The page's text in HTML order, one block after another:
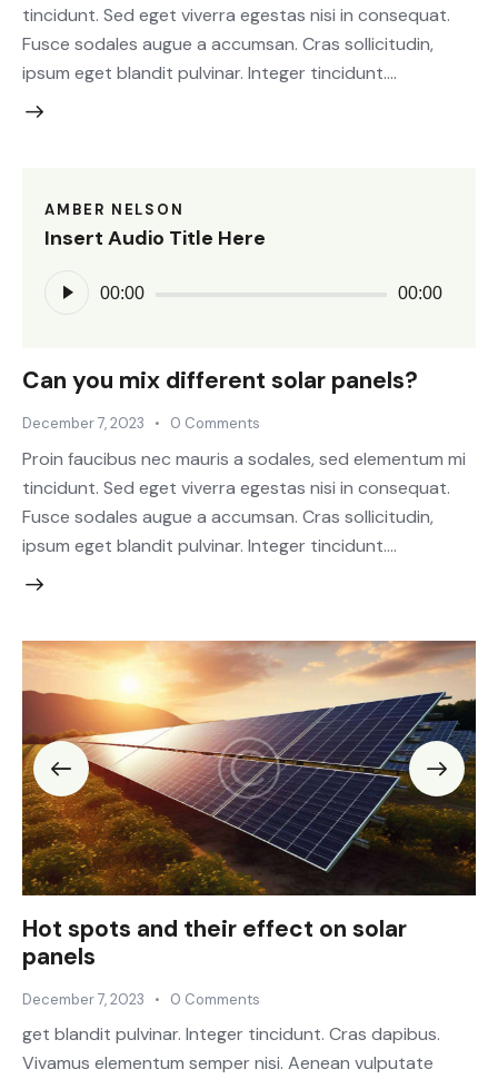
tincidunt. Sed eget viverra egestas nisi in consequat.
Fusce sodales augue a accumsan. Cras sollicitudin,
ipsum eget blandit pulvinar. Integer tincidunt.…
AMBER NELSON
Insert Audio Title Here
Player
00:00 00:00
Can you mix different solar panels?
December 7, 2023 0 Comments
Proin faucibus nec mauris a sodales, sed elementum mi
tincidunt. Sed eget viverra egestas nisi in consequat.
Fusce sodales augue a accumsan. Cras sollicitudin,
ipsum eget blandit pulvinar. Integer tincidunt.…
Hot spots and their effect on solar
panels
December 7, 2023 0 Comments
get blandit pulvinar. Integer tincidunt. Cras dapibus.
Vivamus elementum semper nisi. Aenean vulputate